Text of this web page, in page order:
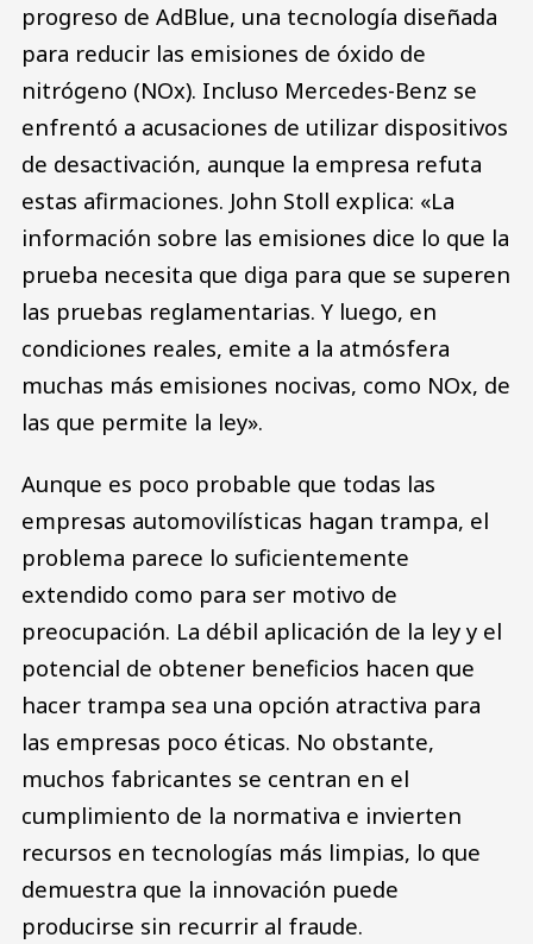
progreso de AdBlue, una tecnología diseñada
para reducir las emisiones de óxido de
nitrógeno (NOx). Incluso Mercedes-Benz se
enfrentó a acusaciones de utilizar dispositivos
de desactivación, aunque la empresa refuta
estas afirmaciones. John Stoll explica: «La
información sobre las emisiones dice lo que la
prueba necesita que diga para que se superen
las pruebas reglamentarias. Y luego, en
condiciones reales, emite a la atmósfera
muchas más emisiones nocivas, como NOx, de
las que permite la ley».
Aunque es poco probable que todas las
empresas automovilísticas hagan trampa, el
problema parece lo suficientemente
extendido como para ser motivo de
preocupación. La débil aplicación de la ley y el
potencial de obtener beneficios hacen que
hacer trampa sea una opción atractiva para
las empresas poco éticas. No obstante,
muchos fabricantes se centran en el
cumplimiento de la normativa e invierten
recursos en tecnologías más limpias, lo que
demuestra que la innovación puede
producirse sin recurrir al fraude.